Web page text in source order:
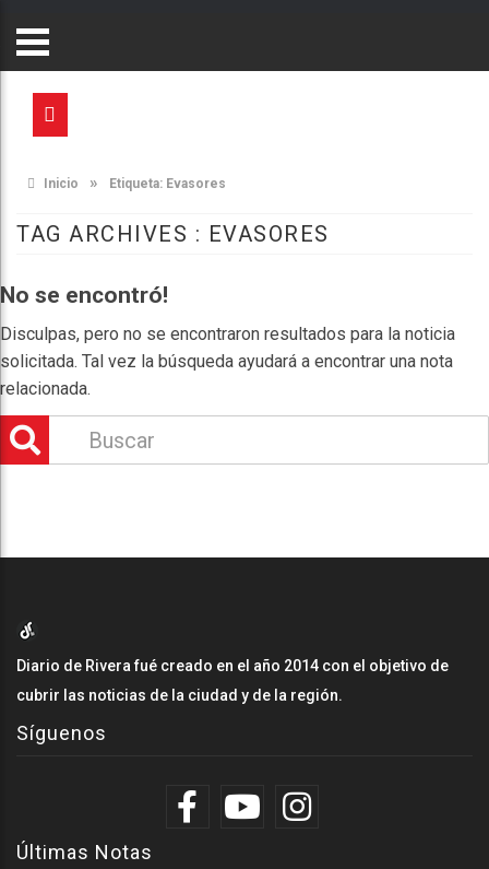
Inicio » Etiqueta: Evasores
TAG ARCHIVES : EVASORES
No se encontró!
Disculpas, pero no se encontraron resultados para la noticia
solicitada. Tal vez la búsqueda ayudará a encontrar una nota
relacionada.
Diario de Rivera fué creado en el año 2014 con el objetivo de
cubrir las noticias de la ciudad y de la región.
Síguenos
Últimas Notas